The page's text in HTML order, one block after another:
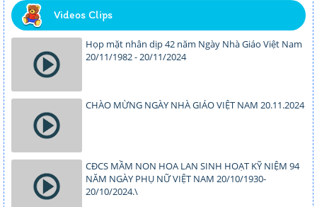
Videos Clips
Họp mặt nhân dịp 42 năm Ngày Nhà Giáo Việt Nam
20/11/1982 - 20/11/2024
CHÀO MỪNG NGÀY NHÀ GIÁO VIỆT NAM 20.11.2024
CĐCS MẦM NON HOA LAN SINH HOẠT KỸ NIỆM 94
NĂM NGÀY PHỤ NỮ VIỆT NAM 20/10/1930-
20/10/2024.\